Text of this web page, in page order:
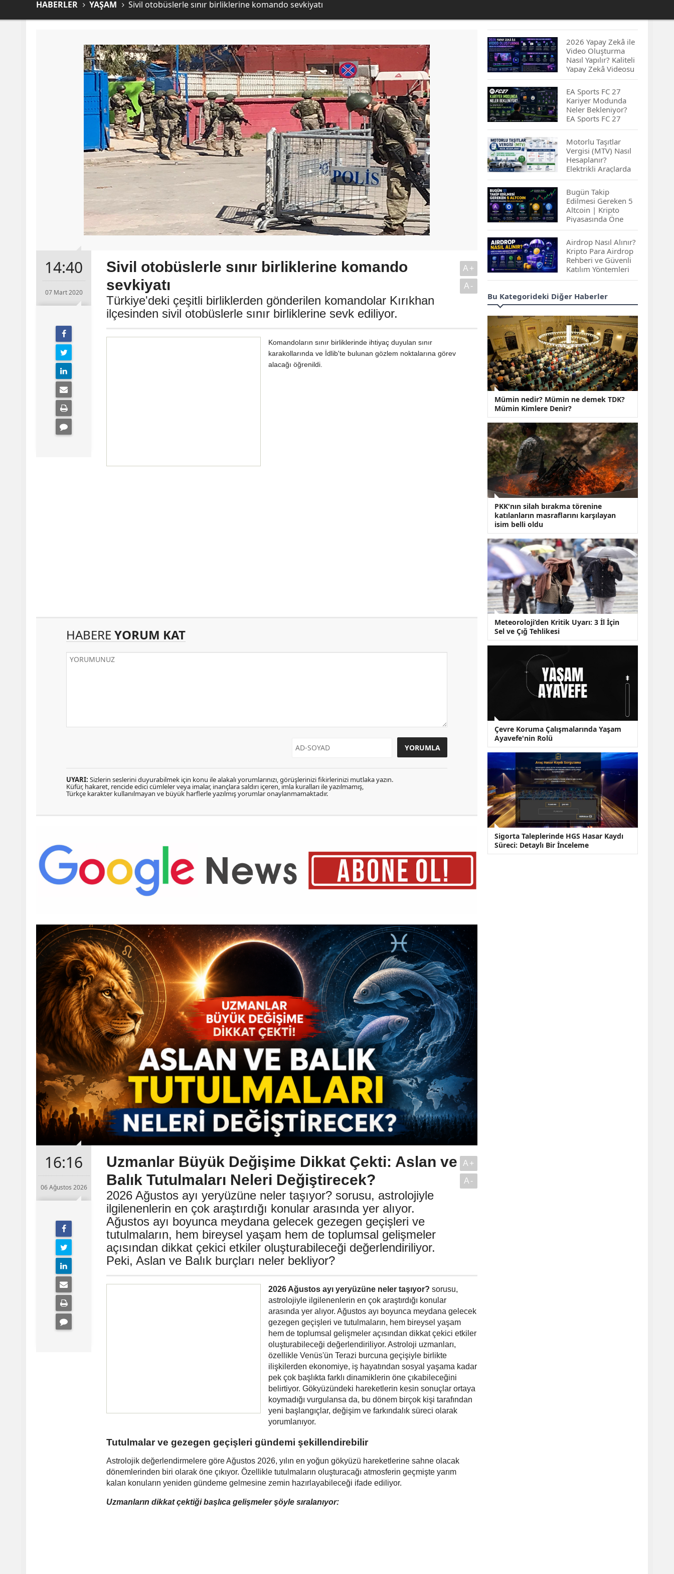
HABERLER YAŞAM Sivil otobüslerle sınır birliklerine komando sevkiyatı
14:40
07 Mart 2020
Sivil otobüslerle sınır birliklerine komando
sevkiyatı
Türkiye'deki çeşitli birliklerden gönderilen komandolar Kırıkhan
ilçesinden sivil otobüslerle sınır birliklerine sevk ediliyor.
A+
A-
Komandoların sınır birliklerinde ihtiyaç duyulan sınır
karakollarında ve İdlib'te bulunan gözlem noktalarına görev
alacağı öğrenildi.
HABERE YORUM KAT
UYARI: Sizlerin seslerini duyurabilmek için konu ile alakalı yorumlarınızı, görüşlerinizi fikirlerinizi mutlaka yazın.
Küfür, hakaret, rencide edici cümleler veya imalar, inançlara saldırı içeren, imla kuralları ile yazılmamış,
Türkçe karakter kullanılmayan ve büyük harflerle yazılmış yorumlar onaylanmamaktadır.
16:16
06 Ağustos 2026
Uzmanlar Büyük Değişime Dikkat Çekti: Aslan ve
Balık Tutulmaları Neleri Değiştirecek?
2026 Ağustos ayı yeryüzüne neler taşıyor? sorusu, astrolojiyle
ilgilenenlerin en çok araştırdığı konular arasında yer alıyor.
Ağustos ayı boyunca meydana gelecek gezegen geçişleri ve
tutulmaların, hem bireysel yaşam hem de toplumsal gelişmeler
açısından dikkat çekici etkiler oluşturabileceği değerlendiriliyor.
Peki, Aslan ve Balık burçları neler bekliyor?
A+
A-
2026 Ağustos ayı yeryüzüne neler taşıyor? sorusu,
astrolojiyle ilgilenenlerin en çok araştırdığı konular
arasında yer alıyor. Ağustos ayı boyunca meydana gelecek
gezegen geçişleri ve tutulmaların, hem bireysel yaşam
hem de toplumsal gelişmeler açısından dikkat çekici etkiler
oluşturabileceği değerlendiriliyor. Astroloji uzmanları,
özellikle Venüs'ün Terazi burcuna geçişiyle birlikte
ilişkilerden ekonomiye, iş hayatından sosyal yaşama kadar
pek çok başlıkta farklı dinamiklerin öne çıkabileceğini
belirtiyor. Gökyüzündeki hareketlerin kesin sonuçlar ortaya
koymadığı vurgulansa da, bu dönem birçok kişi tarafından
yeni başlangıçlar, değişim ve farkındalık süreci olarak
yorumlanıyor.
Tutulmalar ve gezegen geçişleri gündemi şekillendirebilir
Astrolojik değerlendirmelere göre Ağustos 2026, yılın en yoğun gökyüzü hareketlerine sahne olacak
dönemlerinden biri olarak öne çıkıyor. Özellikle tutulmaların oluşturacağı atmosferin geçmişte yarım
kalan konuların yeniden gündeme gelmesine zemin hazırlayabileceği ifade ediliyor.
Uzmanların dikkat çektiği başlıca gelişmeler şöyle sıralanıyor:
2026 Yapay Zekâ ile
Video Oluşturma
Nasıl Yapılır? Kaliteli
Yapay Zekâ Videosu
Hazırlamanın
İpuçları...
EA Sports FC 27
Kariyer Modunda
Neler Bekleniyor?
EA Sports FC 27
Kariyer Modu
Yenilikleri…
Motorlu Taşıtlar
Vergisi (MTV) Nasıl
Hesaplanır?
Elektrikli Araçlarda
MTV Nasıl
Hesaplanır? MTV
Borcu Nasıl
Sorgulanır?
Bugün Takip
Edilmesi Gereken 5
Altcoin | Kripto
Piyasasında Öne
Çıkan Projeler
Airdrop Nasıl Alınır?
Kripto Para Airdrop
Rehberi ve Güvenli
Katılım Yöntemleri
Spot ve Vadeli İşlem
Arasındaki Farklar |
İçin Daha Uygun?
ABD-İran Anlaşması
Sonrası Altın Rekora
Koştu, Petrol
Fiyatları Sert Düştü
Temmuz 2026 Maaş
Zammı Netleşiyor!
Memur, Emekli ve
Sosyal Yardımlarda
Yeni Oranlar
KOSGEB’den
KOBİ’lere Dev
Finansman Hamlesi:
36 Ay Vadeli 30
Milyon TL Destek
Emekli Maaşlarında
Temmuz Hesabı:
Zam Oranı ve Taban
Aylık İçin Yeni
Bu Kategorideki Diğer Haberler
Mümin nedir? Mümin ne demek TDK?
Mümin Kimlere Denir?
PKK'nın silah bırakma törenine
katılanların masraflarını karşılayan
isim belli oldu
Meteoroloji’den Kritik Uyarı: 3 İl İçin
Sel ve Çığ Tehlikesi
Çevre Koruma Çalışmalarında Yaşam
Ayavefe'nin Rolü
Sigorta Taleplerinde HGS Hasar Kaydı
Süreci: Detaylı Bir İnceleme